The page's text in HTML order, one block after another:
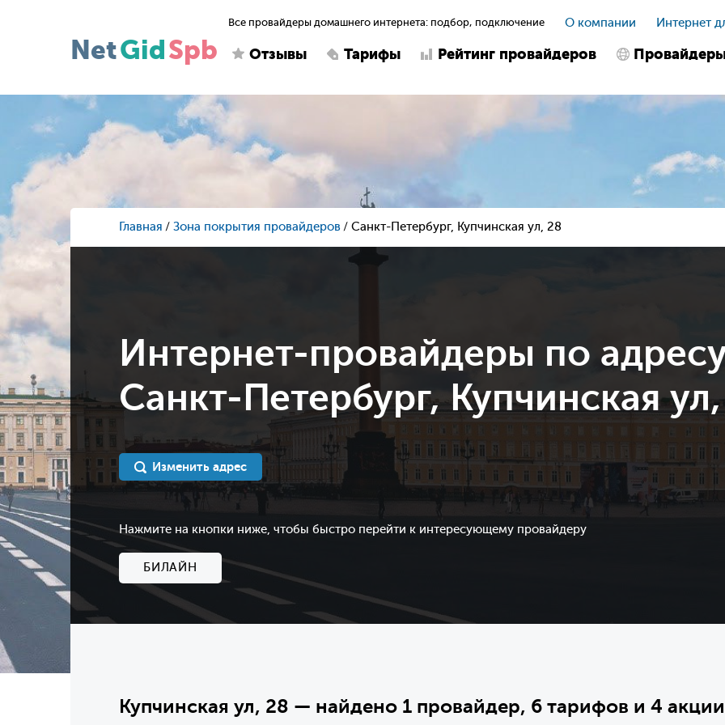
NetGidSpb
Все провайдеры домашнего интернета: подбор, подключение О компании Интернет
Отзывы Тарифы Рейтинг провайдеров
Главная Зона покрытия провайдеров Санкт-Петербург, Купчинская ул, 28
Интернет-провайдеры по
Санкт-Петербург, Купчинская
Изменить адрес
Нажмите на кнопки ниже, чтобы быстро перейти к интересующему провайдеру
БИЛАЙН
Купчинская ул, 28 — найдено 1 провайдер, 6 тарифов и 4 акции